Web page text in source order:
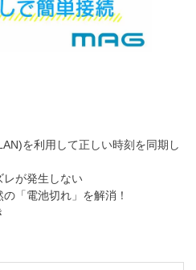
を利用して正しい時刻を同期し
レが発生しない
「電池切れ」を解消！